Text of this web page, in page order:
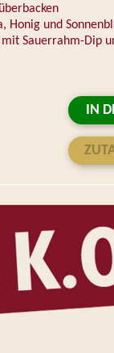
Honig und
Sauerrahm-Dip
IN